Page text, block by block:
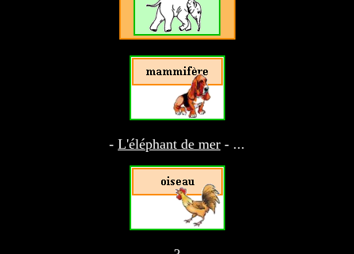
- L'éléphant de mer - ...